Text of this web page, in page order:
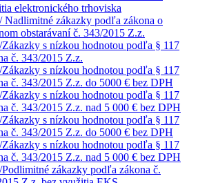
elektronického trhoviska
Nadlimitné zákazky podľa zákona o
obstarávaní č. 343/2015 Z.z.
Zákazky s nízkou hodnotou podľa § 117
č. 343/2015 Z.z.
Zákazky s nízkou hodnotou podľa § 117
č. 343/2015 Z.z. do 5000 € bez DPH
Zákazky s nízkou hodnotou podľa § 117
č. 343/2015 Z.z. nad 5 000 € bez DPH
Zákazky s nízkou hodnotou podľa § 117
č. 343/2015 Z.z. do 5000 € bez DPH
Zákazky s nízkou hodnotou podľa § 117
č. 343/2015 Z.z. nad 5 000 € bez DPH
Podlimitné zákazky podľa zákona č.